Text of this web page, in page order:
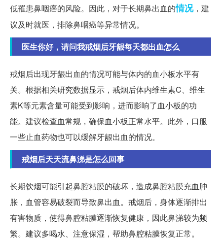
低罹患鼻咽癌的风险。因此，对于长期鼻出血的情况，建
议及时就医，排除鼻咽癌等异常情况。
医生你好，请问我戒烟后牙龈每天都出血怎么
戒烟后出现牙龈出血的情况可能与体内的血小板水平有
关。根据相关研究数据显示，戒烟后体内维生素C、维生
素K等元素含量可能受到影响，进而影响了血小板的功
能。建议检查血常规，确保血小板正常水平。此外，口服
一些止血药物也可以缓解牙龈出血的情况。
戒烟后天天流鼻涕是怎么回事
长期饮烟可能引起鼻腔粘膜的破坏，造成鼻腔粘膜充血肿
胀，血管容易破裂而导致鼻出血。戒烟后，身体逐渐排出
有害物质，使得鼻腔粘膜逐渐恢复健康，因此鼻涕较为频
繁。建议多喝水、注意保湿，帮助鼻腔粘膜恢复正常。